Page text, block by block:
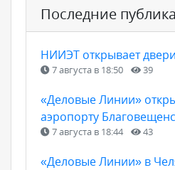
Последние
НИИЭТ открывает
7 августа в 18:50 39
«Деловые Линии»
аэропорту
7 августа в 18:44 43
«Деловые Линии» в